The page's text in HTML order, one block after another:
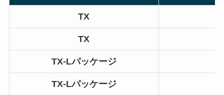
TX
TX
TX-Lパッケージ
TX-Lパッケージ